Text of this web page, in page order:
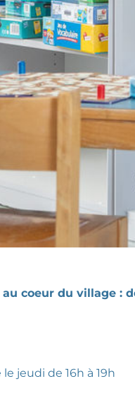
coeur du village :
jeudi de 16h à 19h